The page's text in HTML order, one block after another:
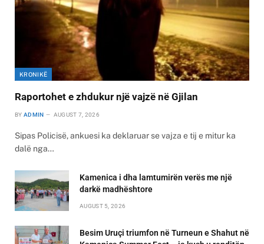
KRONIKË
Raportohet e zhdukur një vajzë në Gjilan
BY ADMIN AUGUST 7, 2026
Sipas Policisë, ankuesi ka deklaruar se vajza e tij e mitur ka
dalë nga…
Kamenica i dha lamtumirën verës me një
darkë madhështore
AUGUST 5, 2026
Besim Uruçi triumfon në Turneun e Shahut në